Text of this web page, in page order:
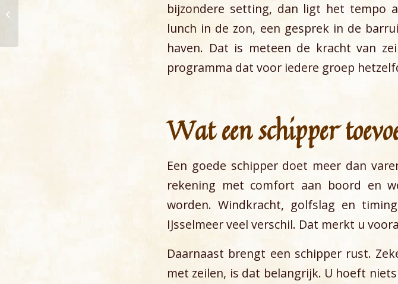
bijzondere setting, dan ligt het tempo
lunch in de zon, een gesprek in de
haven. Dat is meteen de kracht van
programma dat voor iedere groep
Wat een schipper
Een goede schipper doet meer dan
rekening met comfort aan boord en
worden. Windkracht, golfslag en
IJsselmeer veel verschil. Dat merkt u
Daarnaast brengt een schipper rust.
met zeilen, is dat belangrijk. U hoeft